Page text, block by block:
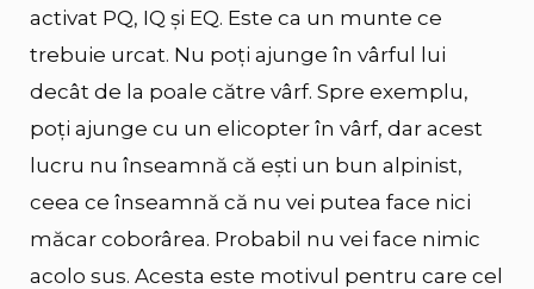
activat PQ, IQ și EQ. Este ca un munte ce
trebuie urcat. Nu poți ajunge în vârful lui
decât de la poale către vârf. Spre exemplu,
poți ajunge cu un elicopter în vârf, dar acest
lucru nu înseamnă că ești un bun alpinist,
ceea ce înseamnă că nu vei putea face nici
măcar coborârea. Probabil nu vei face nimic
acolo sus. Acesta este motivul pentru care cel